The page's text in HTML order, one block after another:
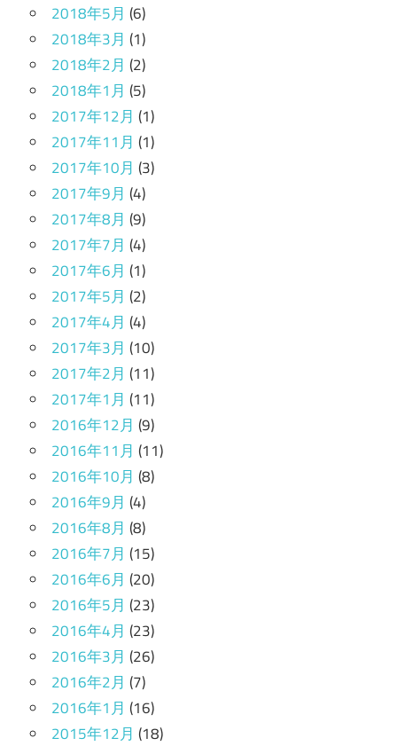
2018年5月 (6)
2018年3月 (1)
2018年2月 (2)
2018年1月 (5)
2017年12月 (1)
2017年11月 (1)
2017年10月 (3)
2017年9月 (4)
2017年8月 (9)
2017年7月 (4)
2017年6月 (1)
2017年5月 (2)
2017年4月 (4)
2017年3月 (10)
2017年2月 (11)
2017年1月 (11)
2016年12月 (9)
2016年11月 (11)
2016年10月 (8)
2016年9月 (4)
2016年8月 (8)
2016年7月 (15)
2016年6月 (20)
2016年5月 (23)
2016年4月 (23)
2016年3月 (26)
2016年2月 (7)
2016年1月 (16)
2015年12月 (18)